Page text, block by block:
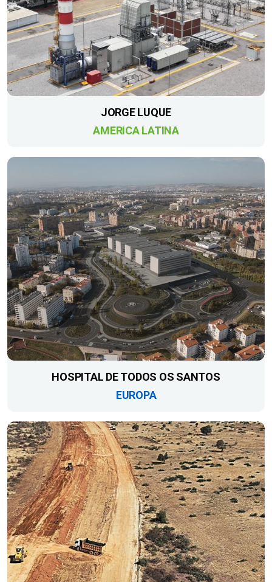
JORGE LUQUE
AMERICA LATINA
HOSPITAL DE TODOS OS SANTOS
EUROPA